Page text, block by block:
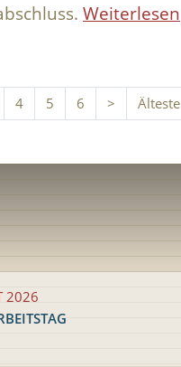
Weiterlesen
4 5 6 > Älteste
2026